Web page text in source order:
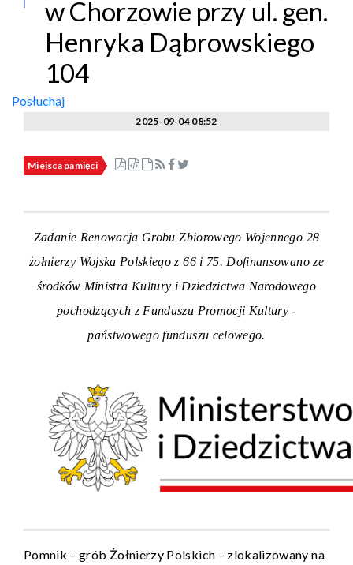
w Chorzowie przy ul. gen.
Henryka Dąbrowskiego
104
Posłuchaj
2025-09-04 08:52
Miejsca pamięci
Zadanie Renowacja Grobu Zbiorowego Wojennego 28
żołnierzy Wojska Polskiego z 66 i 75. Dofinansowano ze
środków Ministra Kultury i Dziedzictwa Narodowego
pochodzących z Funduszu Promocji Kultury -
państwowego funduszu celowego.
Pomnik – grób Żołnierzy Polskich – zlokalizowany na